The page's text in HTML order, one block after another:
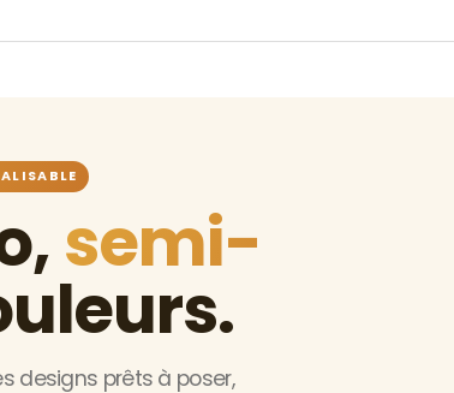
semi-
designs prêts à poser,